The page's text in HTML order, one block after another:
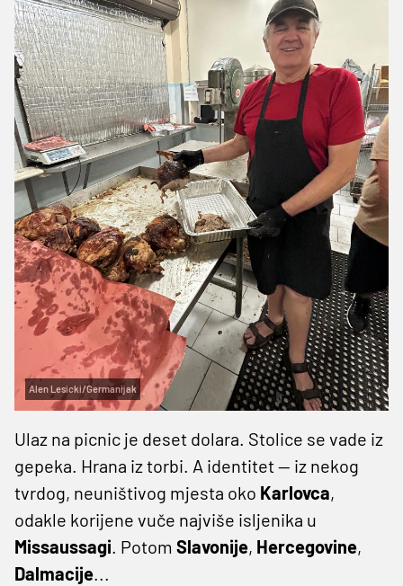
Alen Lesicki/Germanijak
Ulaz na picnic je deset dolara. Stolice se vade iz
gepeka. Hrana iz torbi. A identitet — iz nekog
tvrdog, neuništivog mjesta oko Karlovca,
odakle korijene vuče najviše isljenika u
Missaussagi. Potom Slavonije, Hercegovine,
Dalmacije...